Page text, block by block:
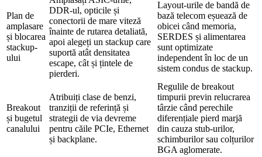
Plan de
amplasare
și blocarea
stackup-
ului
DDR-ul, opticile și
conectorii de mare viteză
înainte de rutarea detaliată,
apoi alegeți un stackup care
suportă atât densitatea
escape, cât și țintele de
pierderi.
Layout-urile de bandă de
bază telecom eșuează de
obicei când memoria,
SERDES și alimentarea
sunt optimizate
independent în loc de un
sistem condus de stackup.
Breakout
și bugetul
canalului
Atribuiți clase de benzi,
tranziții de referință și
strategii de via devreme
pentru căile PCIe, Ethernet
și backplane.
Regulile de breakout
timpurii previn relucrarea
târzie când perechile
diferențiale pierd marjă
din cauza stub-urilor,
schimburilor sau colțurilor
BGA aglomerate.